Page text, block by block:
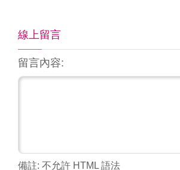
線上留言
留言內容:
備註: 不允許 HTML 語法